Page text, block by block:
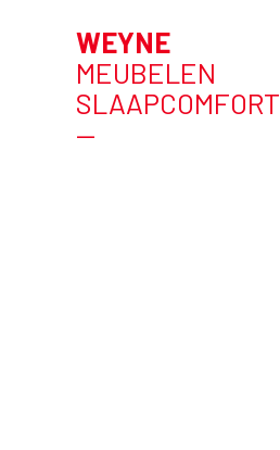
WEYNE
MEUBELEN
SLAAPCOMFORT
—